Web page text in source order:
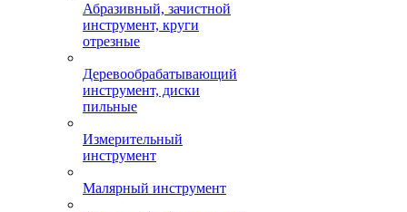
Абразивный, зачистной
инструмент, круги
отрезные
Деревообрабатывающий
инструмент, диски
пильные
Измерительный
инструмент
Малярный инструмент